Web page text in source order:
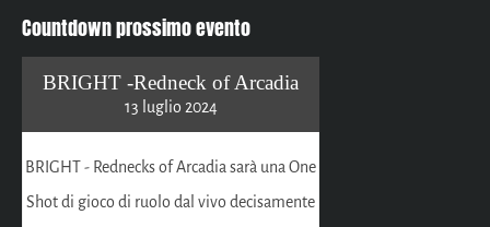
Countdown prossimo evento
BRIGHT -Redneck of Arcadia
13 luglio 2024
BRIGHT - Rednecks of Arcadia sarà una One
Shot di gioco di ruolo dal vivo decisamente